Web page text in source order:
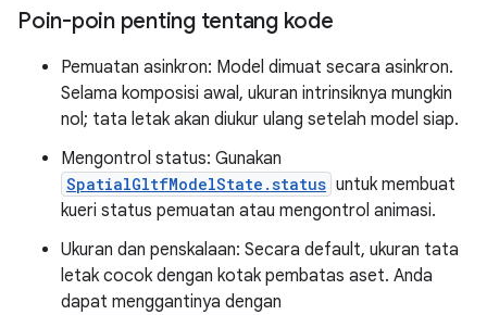
Poin-poin penting tentang kode
Pemuatan asinkron: Model dimuat secara asinkron.
Selama komposisi awal, ukuran intrinsiknya mungkin
nol; tata letak akan diukur ulang setelah model siap.
Mengontrol status: Gunakan
SpatialGltfModelState.status untuk membuat
kueri status pemuatan atau mengontrol animasi.
Ukuran dan penskalaan: Secara default, ukuran tata
letak cocok dengan kotak pembatas aset. Anda
dapat menggantinya dengan